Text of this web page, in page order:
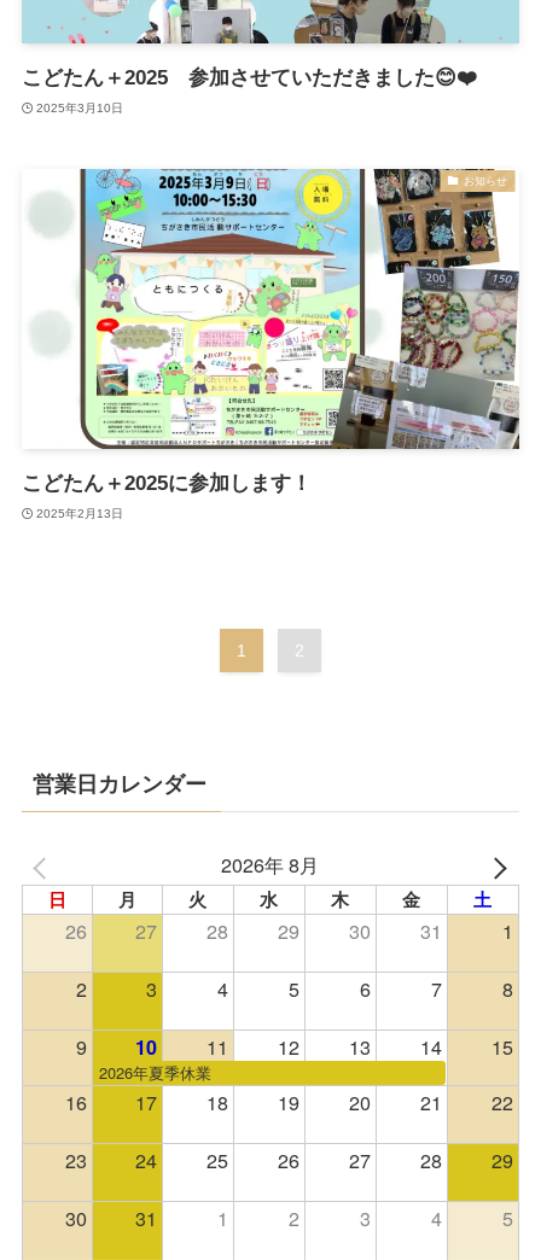
こどたん＋2025 参加させていただきました😊❤️
2025年3月10日
お知らせ
こどたん＋2025に参加します！
2025年2月13日
1 2
営業日カレンダー
2026年 8月
日 月 火 水 木 金 土
26 27 28 29 30 31
1
2
3 4 5 6 7
8
9
10 11 12 13 14 15
2026年夏季休業
16 17 18 19 20 21
22
23
24 25 26 27 28
29
30
31 1 2 3 4 5